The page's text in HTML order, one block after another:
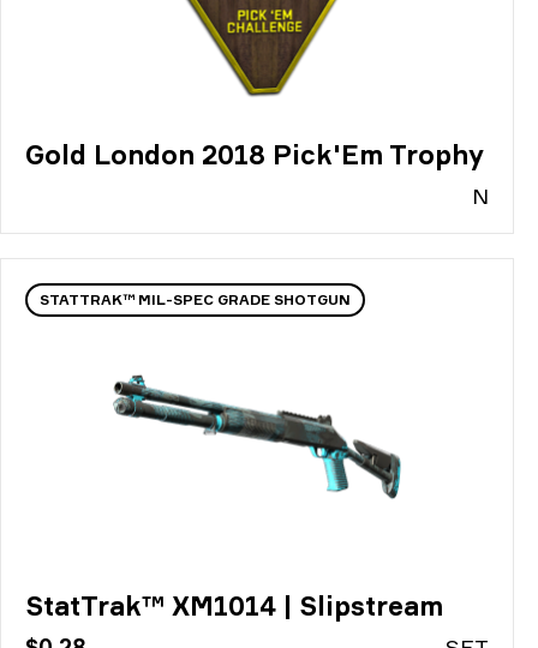
Gold London 2018 Pick'Em Trophy
N
STATTRAK™ MIL-SPEC GRADE SHOTGUN
StatTrak™ XM1014 | Slipstream